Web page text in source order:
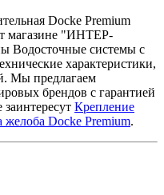
Docke Premium
магазине "ИНТЕР-
Водосточные системы с
характеристики,
Мы предлагаем
брендов с гарантией
Крепление
желоба Docke Premium.